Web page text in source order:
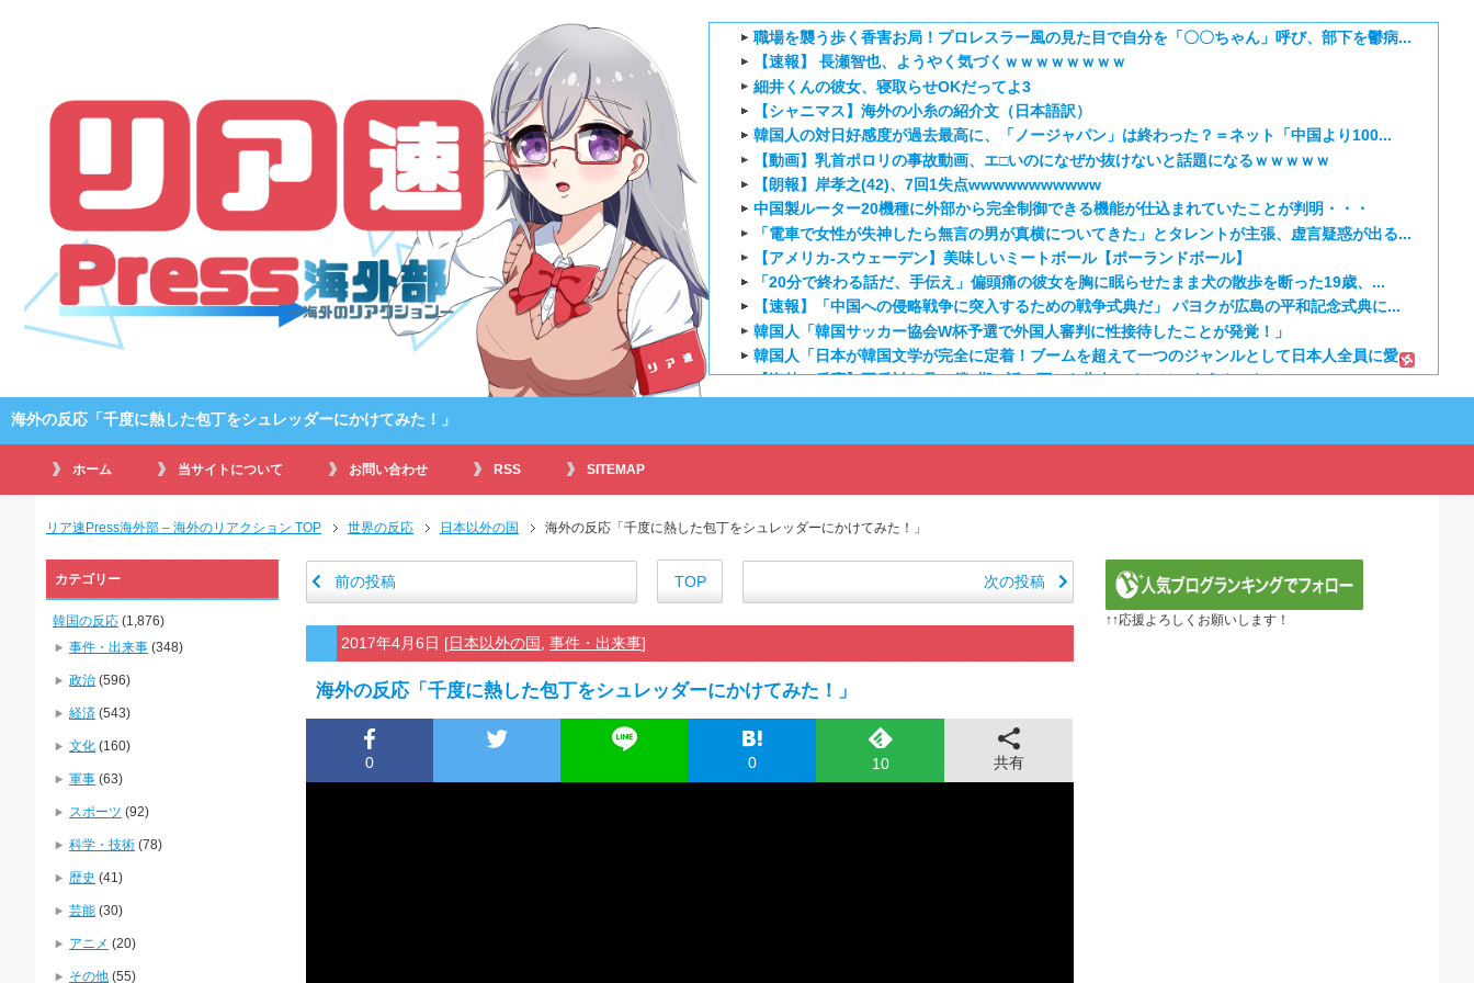
職場を襲う歩く香害お局！プロレスラー風の見た目で自分を「〇〇ちゃん」呼び、部下を鬱病...
【速報】 長瀬智也、ようやく気づくｗｗｗｗｗｗｗｗ
細井くんの彼女、寝取らせOKだってよ3
【シャニマス】海外の小糸の紹介文（日本語訳）
韓国人の対日好感度が過去最高に、「ノージャパン」は終わった？＝ネット「中国より100...
【動画】乳首ポロリの事故動画、エ□いのになぜか抜けないと話題になるｗｗｗｗｗ
【朗報】岸孝之(42)、7回1失点wwwwwwwwwww
中国製ルーター20機種に外部から完全制御できる機能が仕込まれていたことが判明・・・
「電車で女性が失神したら無言の男が真横についてきた」とタレントが主張、虚言疑惑が出る...
【アメリカ-スウェーデン】美味しいミートボール【ポーランドボール】
「20分で終わる話だ、手伝え」偏頭痛の彼女を胸に眠らせたまま犬の散歩を断った19歳、...
【速報】「中国への侵略戦争に突入するための戦争式典だ」 パヨクが広島の平和記念式典に...
韓国人「韓国サッカー協会W杯予選で外国人審判に性接待したことが発覚！」
韓国人「日本が韓国文学が完全に定着！ブームを超えて一つのジャンルとして日本人全員に愛...
【海外の反応】正反対な君と僕2期 5話：西から告白いくとは、ようやった！
海外「お堅いうちの家族に見せるべき日本アニメはなんだろう？」
海外「伏線回収凄すぎ…」アニメ『黄泉のツガイ』第17話 海外反応
『アニメ海外の反応』無職転生Ⅲ ～異世界行ったら本気だす～（3期） 第6話
海外の反応アニメ【BLEACH 千年血戦篇-禍進譚-】第42話感想「この言葉を聞ける...
海外の反応【天幕のジャードゥーガル】6話 ドレゲネの過去回良すぎた…アニメ・オブ・ザ...
【朗報】齋藤飛鳥、前屈みで完全に見えてる動画が拡散されてしまう…
155cm55kgの女性の食事より243cm120kgのダチョウの食事の方がヘルシー...
舌を絡ませて、唾液交換して── ちゅっちゅしながらの濃厚エッ画像♪
海外の反応「千度に熱した包丁をシュレッダーにかけてみた！」
ホーム 当サイトについて お問い合わせ RSS SITEMAP
リア速Press海外部 – 海外のリアクション TOP 世界の反応 日本以外の国 海外の反応「千度に熱した包丁をシュレッダーにかけてみた！」
前の投稿 TOP 次の投稿
2017年4月6日 [日本以外の国,事件・出来事]
海外の反応「千度に熱した包丁をシュレッダーにかけてみた！」
0 0 10 共有
カテゴリー
韓国の反応 (1,876)
事件・出来事 (348)
政治 (596)
経済 (543)
文化 (160)
軍事 (63)
スポーツ (92)
科学・技術 (78)
歴史 (41)
芸能 (30)
アニメ (20)
その他 (55)
↑↑応援よろしくお願いします！